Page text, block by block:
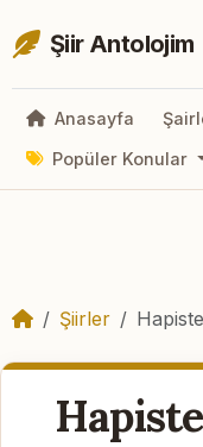
Şiir Antolojim
Anasayfa
Popüler Konular
Şiirler